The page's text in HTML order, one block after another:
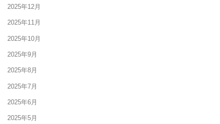
2025年12月
2025年11月
2025年10月
2025年9月
2025年8月
2025年7月
2025年6月
2025年5月